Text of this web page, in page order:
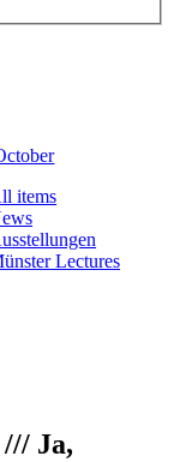
items
Lectures
Ja,